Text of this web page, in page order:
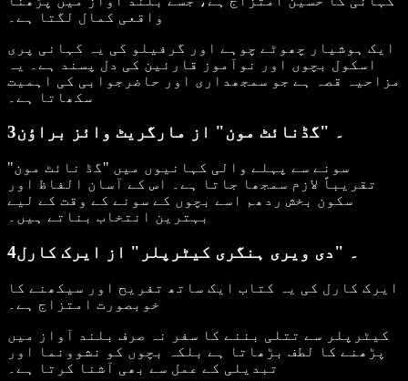
ایک ہوشیار چھوٹے چوہے اور گرفیلو کی یہ کہانی پری
اسکول بچوں اور نوآموز قارئین کی دل پسند ہے۔ یہ
مزاحیہ قصہ ہے جو سمجھداری اور حاضرجوابی کی اہمیت
سکھاتا ہے۔
3۔ "گڈنائٹ مون" از مارگریٹ وائز براؤن
سونے سے پہلے والی کہانیوں میں "گڈ نائٹ مون"
تقریباً لازم سمجھا جاتا ہے۔ اس کے آسان الفاظ اور
سکون بخش ردھم اسے بچوں کے سونے کے وقت کے لیے
بہترین انتخاب بناتے ہیں۔
4۔ "دی ویری ہنگری کیٹرپلر" از ایرک کارل
ایرک کارل کی یہ کتاب ایک ساتھ تفریح اور سیکھنے کا
کیٹرپلر سے تتلی بننے کا سفر نہ صرف بلند آواز میں
پڑھنے کا لطف بڑھاتا ہے بلکہ بچوں کو نشوونما اور
تبدیلی کے عمل سے بھی آشنا کرتا ہے۔